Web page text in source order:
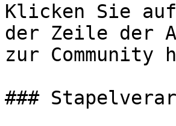
Klicken Sie
der Zeile der
zur Community
###